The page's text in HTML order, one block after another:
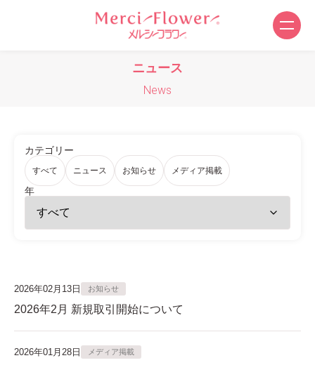
ニュース
News
カテゴリー
すべて ニュース お知らせ メディア掲載
年
2026年02月13日 お知らせ
2026年2月 新規取引開始について
2026年01月28日 メディア掲載